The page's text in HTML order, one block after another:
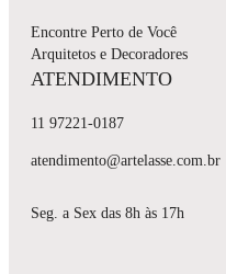
Encontre Perto de Você
Arquitetos e Decoradores
ATENDIMENTO
11 97221-0187
atendimento@artelasse.com.br
Seg. a Sex das 8h às 17h